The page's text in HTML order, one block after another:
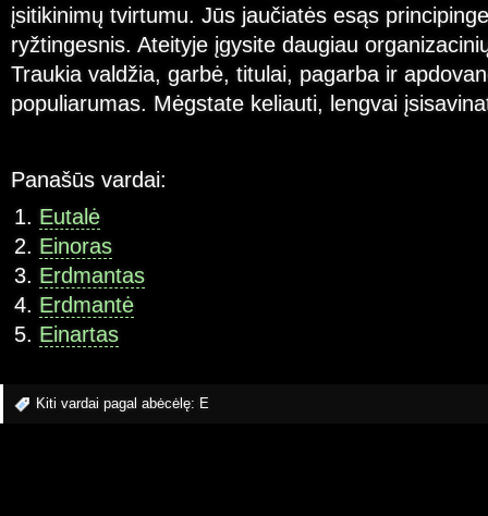
įsitikinimų tvirtumu. Jūs jaučiatės esąs
ryžtingesnis. Ateityje įgysite daugiau
Traukia valdžia, garbė, titulai, pagarba ir
populiarumas. Mėgstate keliauti, lengvai
Panašūs vardai:
Eutalė
Einoras
Erdmantas
Erdmantė
Einartas
Kiti vardai pagal abėcėlę: E